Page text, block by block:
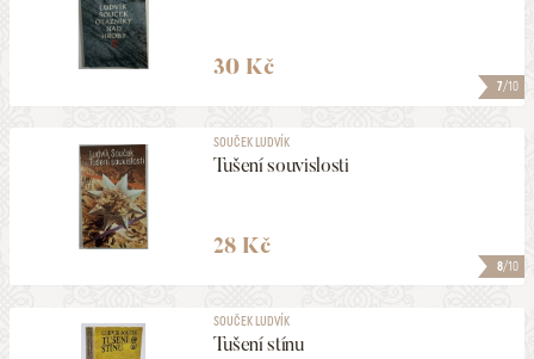
7/10
30 Kč
8/10
SOUČEK LUDVÍK
Tušení souvislosti
28 Kč
SOUČEK LUDVÍK
Tušení stínu